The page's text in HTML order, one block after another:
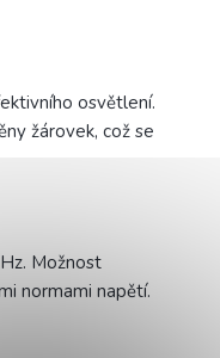
osvětlení.
žárovek, což se
Možnost
normami napětí.